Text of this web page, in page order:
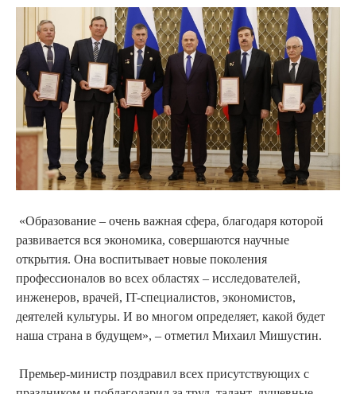
«Образование – очень важная сфера, благодаря которой
развивается вся экономика, совершаются научные
открытия. Она воспитывает новые поколения
профессионалов во всех областях – исследователей,
инженеров, врачей, IT-специалистов, экономистов,
деятелей культуры. И во многом определяет, какой будет
наша страна в будущем», – отметил Михаил Мишустин.
Премьер-министр поздравил всех присутствующих с